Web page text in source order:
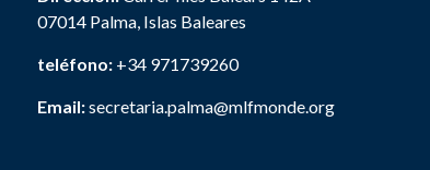
07014 Palma, Islas Baleares
teléfono: +34 971739260
Email:secretaria.palma@mlfmonde.org